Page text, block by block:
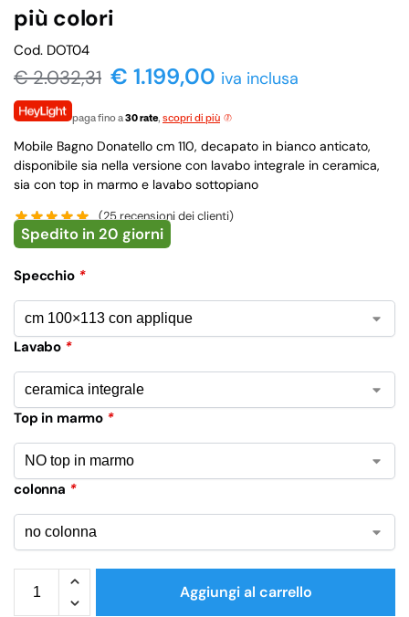
più colori
Cod. DOT04
€2.032,31 € 1.199,00 iva inclusa
paga fino a30 rate, scopri di più
Mobile Bagno Donatello cm 110, decapato in bianco anticato,
disponibile sia nella versione con lavabo integrale in ceramica,
sia con top in marmo e lavabo sottopiano
(25recensioni dei clienti)
Spedito in 20 giorni
Specchio *
Lavabo *
Top in marmo *
colonna *
Aggiungi al carrello